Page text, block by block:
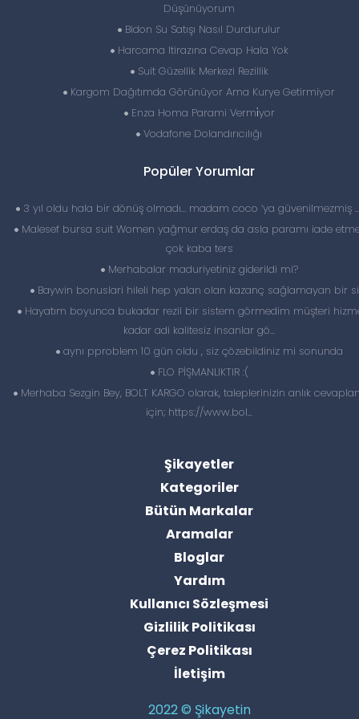
Düşünüyorum
Bidon Su Satışı Nasıl Durdurulur
Harcama Itirazına Cevap Hala Yok
Suit Güzellik Merkezi Rezillik
Kargom Dağıtımda Görünüyor Ama Kurye Getirmiyor
Enza Homa Parami Vermi̇yor
Vodafone Dolandırıcılığı
Popüler Yorumlar
3 yıl oldu hala bir dönüş olmadı… madam coco ‘ya güvenilmezmiş
Malesef bursa suit Women yağmur erdaş da asla paramı iade
çok kaba ters
Merhabalar maduriyetiniz giderildi mi?
Baywin bonuslari hileli hep yalan olan kazanç sağlamayan bir
Hayatım boyunca bukadar rezil bir sistem görmedim müşteri
kadar adi kalitesiz insanlar gö...
aynı pproblem 10 gün oldu , siz çözebildiniz mi sonunda
FLO PİŞMANLIKTIR :(
Merhaba Sezgin Bey, BOLT KARGO olarak, taleplerinizin anlık
için; https://www.bol...
Şikayetler
Kategoriler
Bütün Markalar
Aramalar
Bloglar
Yardım
Kullanıcı Sözleşmesi
Gizlilik Politikası
Çerez Politikası
İletişim
2022 © Şikayetin